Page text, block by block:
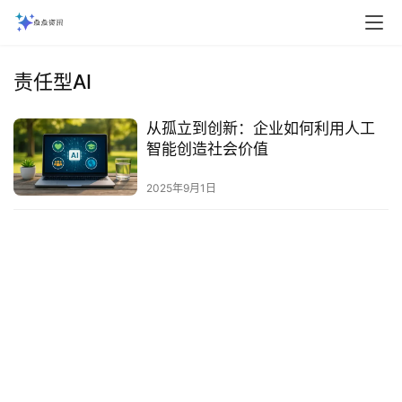
责任型AI
从孤立到创新：企业如何利用人工
智能创造社会价值‌
2025年9月1日